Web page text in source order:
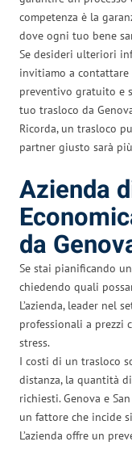
competenza è la
dove ogni tuo bene
Se desideri ulteriori
invitiamo a contattare
preventivo gratuito e
tuo trasloco da
Ricorda, un trasloco
partner giusto sarà
Azienda
da
Se stai pianificando
chiedendo quali
L’azienda, leader nel
professionali a prezzi
stress.
I costi di un trasloco
distanza, la quantità
richiesti. Genova e
un fattore che incide
L’azienda offre un